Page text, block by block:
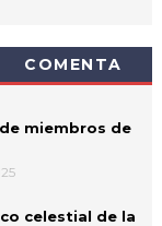
COMENTA
miembros de
celestial de la